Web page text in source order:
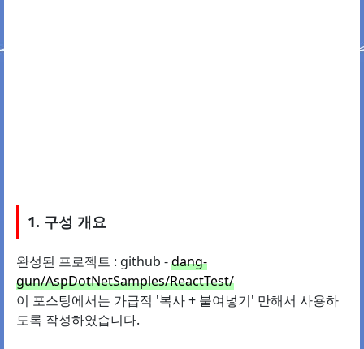
1. 구성 개요
완성된 프로젝트 : github -dang-
gun/AspDotNetSamples/ReactTest/
이 포스팅에서는 가급적 '복사 + 붙여넣기' 만해서 사용하
도록 작성하였습니다.